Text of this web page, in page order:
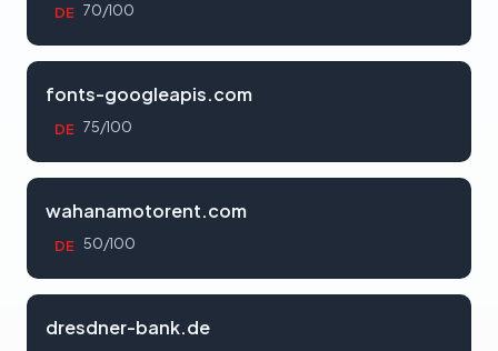
DE 70/100
fonts-googleapis.com
DE 75/100
wahanamotorent.com
DE 50/100
dresdner-bank.de